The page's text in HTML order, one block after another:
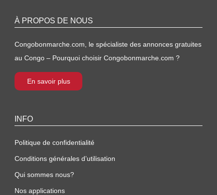
À PROPOS DE NOUS
Congobonmarche.com, le spécialiste des annonces gratuites
au Congo – Pourquoi choisir Congobonmarche.com ?
En savoir plus
INFO
Politique de confidentialité
Conditions générales d’utilisation
Qui sommes nous?
Nos applications